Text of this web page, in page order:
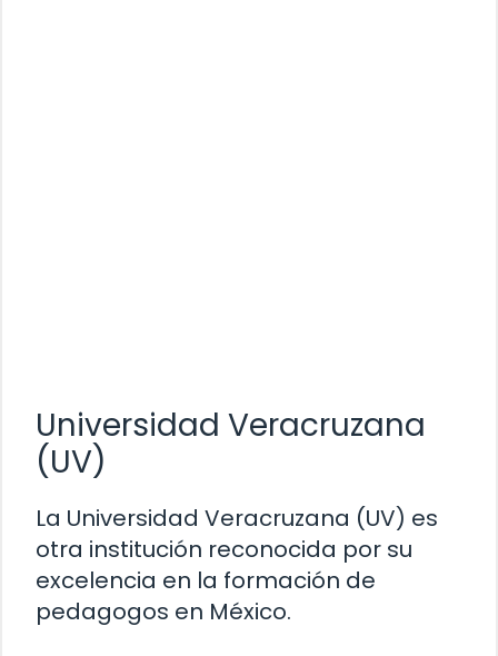
Universidad Veracruzana
(UV)
La Universidad Veracruzana (UV) es
otra institución reconocida por su
excelencia en la formación de
pedagogos en México.